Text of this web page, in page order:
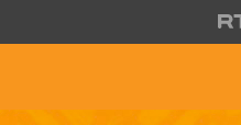
Saltar para o conteúdo principal